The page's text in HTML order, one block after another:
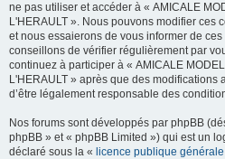
ne pas utiliser et accéder à « AMICALE
L'HERAULT ». Nous pouvons modifier ces
et nous essaierons de vous informer de
conseillons de vérifier régulièrement par
continuez à participer à « AMICALE
L'HERAULT » après que des modifications
d’être légalement responsable des
Nos forums sont développés par phpBB
phpBB » et « phpBB Limited ») qui est un
déclaré sous la « licence publique